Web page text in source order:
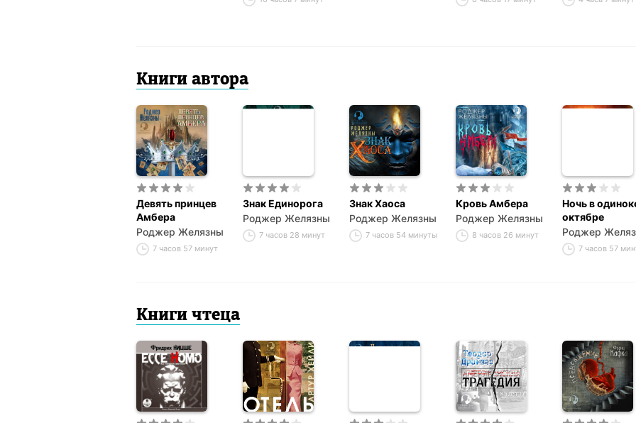
© 1967, by Roger Zelazny
Книги автора
Девять принцев
Амбера
Роджер Желязны
7 часов 57 минут
Знак Единорога
Роджер Желязны
7 часов 28 минут
Знак Хаоса
Роджер Желязны
7 часов 54 минуты
Кровь Амбера
Роджер Желязны
8 часов 26 минут
Ночь в
октябре
Роджер
7 часов 57
Книги чтеца